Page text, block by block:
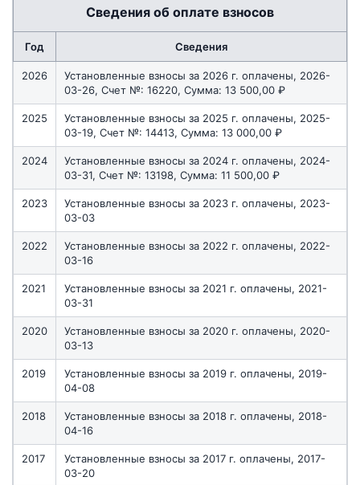
Сведения об оплате взносов
Год Сведения
2026
Установленные взносы за 2026 г. оплачены, 2026-
03-26, Счет №: 16220, Сумма: 13 500,00 ₽
2025
Установленные взносы за 2025 г. оплачены, 2025-
03-19, Счет №: 14413, Сумма: 13 000,00 ₽
2024
Установленные взносы за 2024 г. оплачены, 2024-
03-31, Счет №: 13198, Сумма: 11 500,00 ₽
2023
Установленные взносы за 2023 г. оплачены, 2023-
03-03
2022
Установленные взносы за 2022 г. оплачены, 2022-
03-16
2021
Установленные взносы за 2021 г. оплачены, 2021-
03-31
2020
Установленные взносы за 2020 г. оплачены, 2020-
03-13
2019
Установленные взносы за 2019 г. оплачены, 2019-
04-08
2018
Установленные взносы за 2018 г. оплачены, 2018-
04-16
2017
Установленные взносы за 2017 г. оплачены, 2017-
03-20